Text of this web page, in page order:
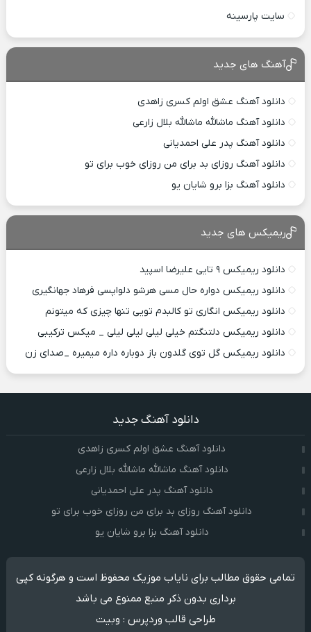
سایت پارسینه
آهنگ های جدید
دانلود آهنگ عشق اولم کسری زاهدی
دانلود آهنگ ماشالله ماشالله بلال زارعی
دانلود آهنگ پدر علی احمدیانی
دانلود آهنگ روزای بد برای من روزای خوب برای تو
دانلود آهنگ بزا برو شایان یو
ریمیکس های جدید
دانلود ریمیکس ۹ تایی علیرضا اسپید
دانلود ریمیکس دواره حال مسی هرشو دلواپسی فرهاد جهانگیری
دانلود ریمیکس انگاری تو کالبدم تویی تنها چیزی که میتونم
دانلود ریمیکس دلتنگتم خیلی لیلی لیلی لیلی _ میکس ترکیبی
دانلود ریمیکس گل توی گلدون باز دوباره داره میمیره _صدای زن
دانلود آهنگ جدید
دانلود آهنگ عشق اولم کسری زاهدی
دانلود آهنگ ماشالله ماشالله بلال زارعی
دانلود آهنگ پدر علی احمدیانی
دانلود آهنگ روزای بد برای من روزای خوب برای تو
دانلود آهنگ بزا برو شایان یو
تمامی حقوق مطالب برای نایاب موزیک محفوظ است و هرگونه کپی
برداری بدون ذکر منبع ممنوع می باشد
طراحی قالب وردپرس : وبیت